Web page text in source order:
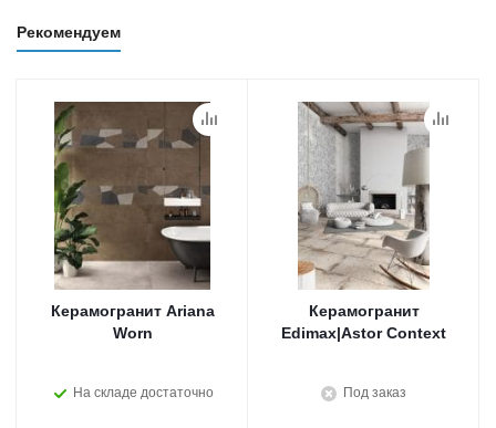
Рекомендуем
Керамогранит Ariana
Worn
На складе достаточно
Керамогранит
Edimax|Astor Context
Под заказ